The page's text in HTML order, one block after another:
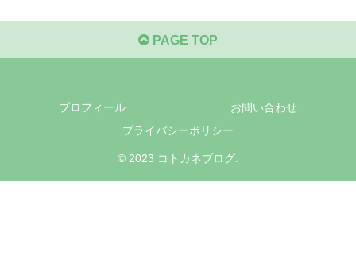
PAGE TOP
プロフィール
お問い合わせ
プライバシーポリシー
© 2023 コトカネブログ.